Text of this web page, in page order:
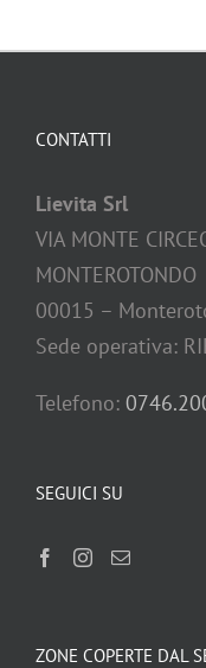
CONTATTI
Lievita Srl
VIA MONTE
MONTEROTONDO
00015 –
Sede operativa:
Telefono:
SEGUICI SU
ZONE COPERTE DAL